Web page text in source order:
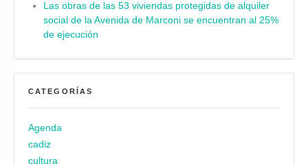
Las obras de las 53 viviendas protegidas de alquiler
social de la Avenida de Marconi se encuentran al 25%
de ejecución
CATEGORÍAS
Agenda
cadiz
cultura